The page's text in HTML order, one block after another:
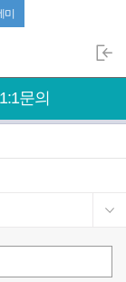
1:1문의